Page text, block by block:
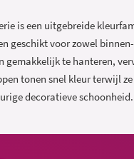
is een uitgebreide
geschikt voor zowel
gemakkelijk te hanteren,
tonen snel kleur terwijl
decoratieve schoonheid.